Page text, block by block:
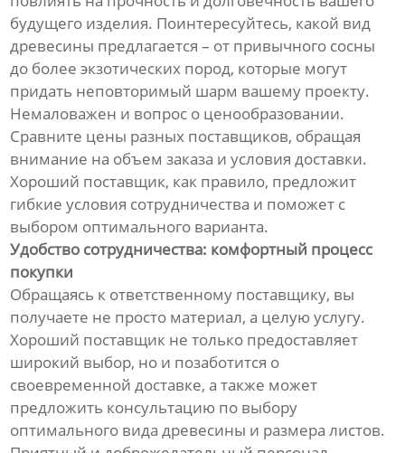
будущего изделия. Поинтересуйтесь, какой вид
древесины предлагается – от привычного сосны
до более экзотических пород, которые могут
придать неповторимый шарм вашему проекту.
Немаловажен и вопрос о ценообразовании.
Сравните цены разных поставщиков, обращая
внимание на объем заказа и условия доставки.
Хороший поставщик, как правило, предложит
гибкие условия сотрудничества и поможет с
выбором оптимального варианта.
Удобство сотрудничества: комфортный процесс
покупки
Обращаясь к ответственному поставщику, вы
получаете не просто материал, а целую услугу.
Хороший поставщик не только предоставляет
широкий выбор, но и позаботится о
своевременной доставке, а также может
предложить консультацию по выбору
оптимального вида древесины и размера листов.